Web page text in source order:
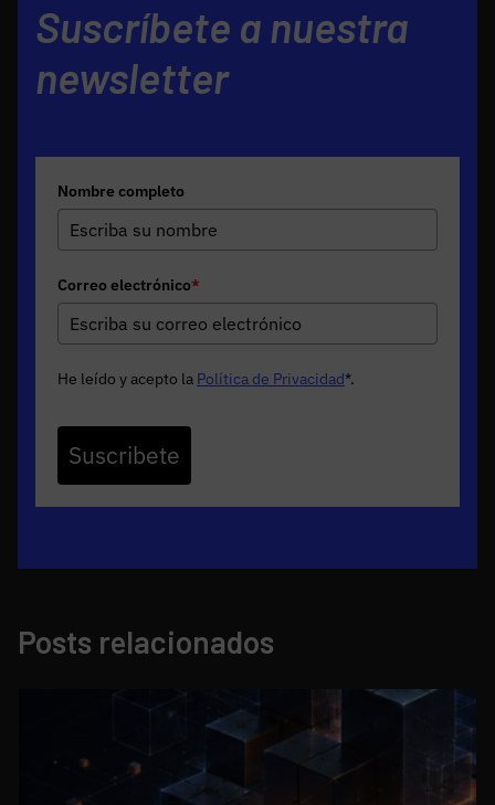
Suscríbete a nuestra
newsletter
Nombre completo
Correo electrónico*
He leído y acepto la Política de Privacidad*.
Suscribete
Posts relacionados